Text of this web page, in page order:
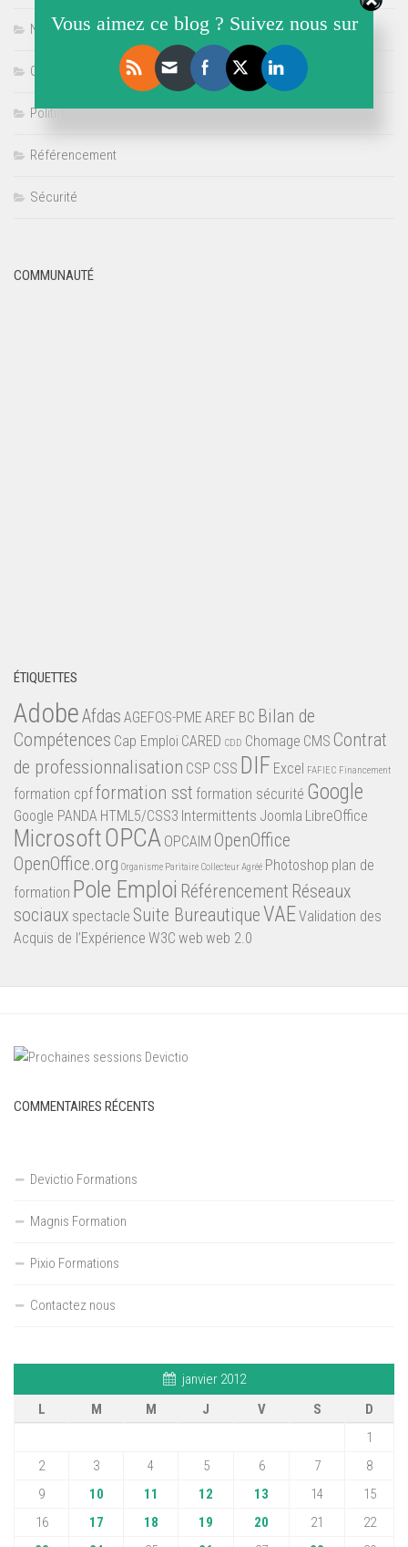
Non classé
Offre de Stage
Politique
Référencement
Sécurité
COMMUNAUTÉ
ÉTIQUETTES
AdobeAfdas AGEFOS-PME AREF BC Bilan de
Compétences Cap Emploi CARED CDD Chomage CMS Contrat
de professionnalisation CSP CSS DIF Excel FAFIEC Financement
formation cpfformation sst formation sécurité Google
Google PANDA HTML5/CSS3 Intermittents Joomla LibreOffice
MicrosoftOPCA OPCAIM OpenOffice
OpenOffice.org Organisme Paritaire Collecteur Agréé Photoshop plan de
formation Pole Emploi Référencement Réseaux
sociaux spectacle Suite BureautiqueVAEValidation des
Acquis de l’Expérience W3C web web 2.0
COMMENTAIRES RÉCENTS
Devictio Formations
Magnis Formation
Pixio Formations
Contactez nous
janvier 2012
L
M M J V S
D
1
2
3 4 5 6 7
8
9
10 11 12 13 14
15
16
17 18 19 20 21
22
Vous aimez ce blog ? Suivez nous sur